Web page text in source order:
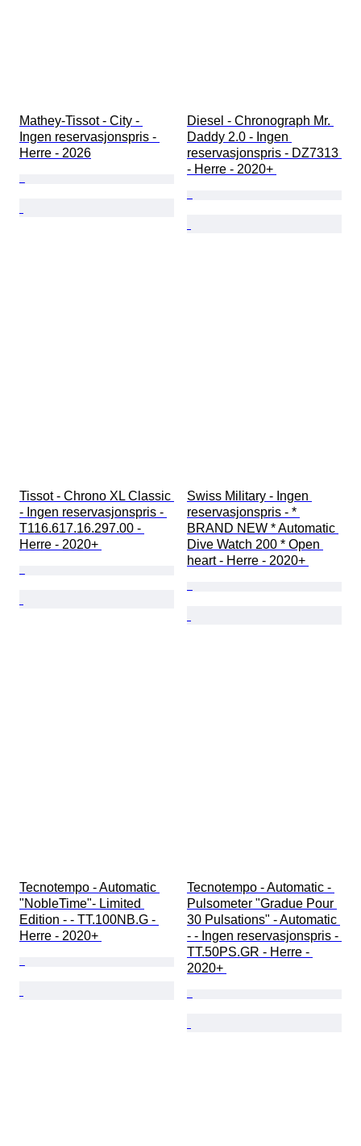
Mathey-Tissot - City -
Ingen reservasjonspris -
Herre - 2026
Diesel - Chronograph Mr.
Daddy 2.0 - Ingen
reservasjonspris - DZ7313
- Herre - 2020+
Tissot - Chrono XL Classic
- Ingen reservasjonspris -
T116.617.16.297.00 -
Herre - 2020+
Swiss Military - Ingen
reservasjonspris - *
BRAND NEW * Automatic
Dive Watch 200 * Open
heart - Herre - 2020+
Tecnotempo - Automatic
"NobleTime"- Limited
Edition - - TT.100NB.G -
Herre - 2020+
Tecnotempo - Automatic -
Pulsometer "Gradue Pour
30 Pulsations" - Automatic
- - Ingen reservasjonspris -
TT.50PS.GR - Herre -
2020+